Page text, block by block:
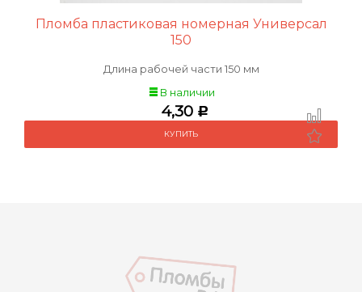
Пломба пластиковая номерная Универсал
150
Длина рабочей части 150 мм
В наличии
4,30 Р